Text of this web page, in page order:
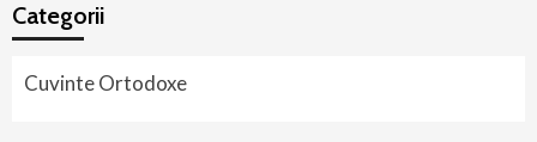
Categorii
Cuvinte Ortodoxe